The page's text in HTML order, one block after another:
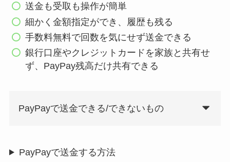
送金も受取も操作が簡単
細かく金額指定ができ、履歴も残る
手数料無料で回数を気にせず送金できる
銀行口座やクレジットカードを家族と共有せ
ず、PayPay残高だけ共有できる
PayPayで送金できる/できないもの
PayPayで送金する方法